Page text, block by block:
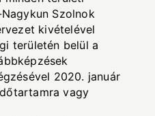
Szolnok
kivételével
területén belül a
2020. január
vagy